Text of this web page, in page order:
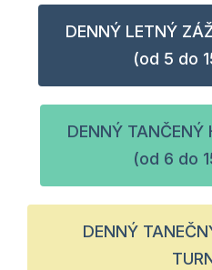
DENNÝ LETNÝ
(od 5 do
DENNÝ TANČENÝ
(od 6 do
DENNÝ